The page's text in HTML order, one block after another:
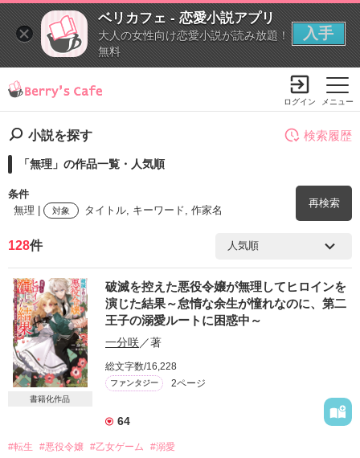
ベリカフェ - 恋愛小説アプリ
大人の女性向け恋愛小説が読み放題！
無料
入手
メニュー
ログイン
小説を探す
「無理」の作品一覧・人気順
条件
無理 |
対象 タイトル, キーワード, 作家名
再検索
検索ワード
を含む
詳しく検索
検索対象
キーワード
あらすじ
検索履歴
128件
書籍化作品
破滅を控えた悪役令嬢が無理してヒロインを
演じた結果～怠惰な余生が憧れなのに、第二
王子の溺愛ルートに困惑中～
一分咲／著
総文字数/16,228
ファンタジー 2ページ
64
#転生 #悪役令嬢 #乙女ゲーム #溺愛